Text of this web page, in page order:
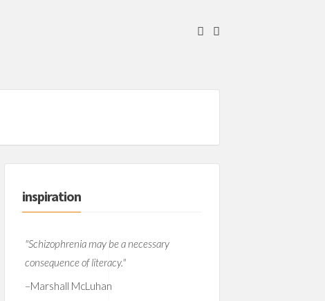
inspiration
"Schizophrenia may be a necessary
consequence of literacy."
–Marshall McLuhan